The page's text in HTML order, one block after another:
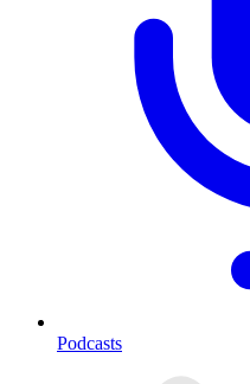
Podcasts